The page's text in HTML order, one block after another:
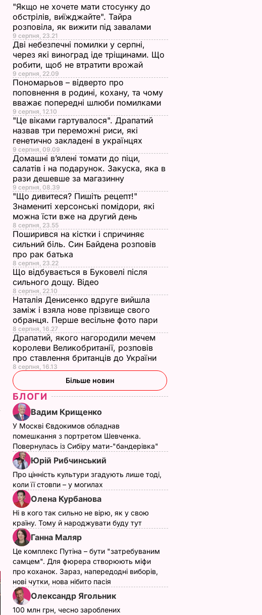
"Якщо не хочете мати стосунку до
обстрілів, виїжджайте". Тайра
розповіла, як вижити під завалами
9 серпня, 23.21
Дві небезпечні помилки у серпні,
через які виноград іде тріщинами. Що
робити, щоб не втратити врожай
9 серпня, 22.09
Пономарьов – відверто про
поповнення в родині, кохану, та чому
вважає попередні шлюби помилками
9 серпня, 12.10
"Це віками гартувалося". Драпатий
назвав три переможні риси, які
генетично закладені в українцях
9 серпня, 09.09
Домашні в’ялені томати до піци,
салатів і на подарунок. Закуска, яка в
рази дешевше за магазинну
9 серпня, 08.39
"Що дивитеся? Пишіть рецепт!"
Знамениті херсонські помідори, які
можна їсти вже на другий день
8 серпня, 23.55
Поширився на кістки і спричиняє
сильний біль. Син Байдена розповів
про рак батька
8 серпня, 23.22
Що відбувається в Буковелі після
сильного дощу. Відео
8 серпня, 22.10
Наталія Денисенко вдруге вийшла
заміж і взяла нове прізвище свого
обранця. Перше весільне фото пари
8 серпня, 16.27
Драпатий, якого нагородили мечем
королеви Великобританії, розповів
про ставлення британців до України
8 серпня, 16.13
Більше новин
БЛОГИ
Вадим Крищенко
У Москві Євдокимов обладнав
помешкання з портретом Шевченка.
Повернулась із Сибіру мати-"бандерівка"
Юрій Рибчинський
Про цінність культури згадують лише тоді,
коли її стовпи – у могилах
Олена Курбанова
Ні в кого так сильно не вірю, як у свою
країну. Тому й народжувати буду тут
Ганна Маляр
Це комплекс Путіна – бути "затребуваним
самцем". Для фюрера створюють міфи
про коханок. Зараз, напередодні виборів,
нові чутки, нова нібито пасія
Олександр Ягольник
100 млн грн, чесно зароблених